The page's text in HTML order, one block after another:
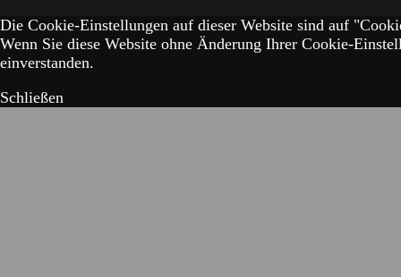
Die Cookie-Einstellungen auf dieser Website sind auf
Wenn Sie diese Website ohne Änderung Ihrer Cookie-
einverstanden.
Schließen